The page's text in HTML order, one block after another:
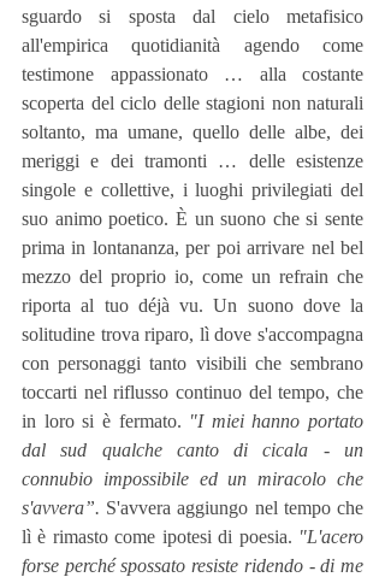
sguardo si sposta dal cielo metafisico
all'empirica quotidianità agendo come
testimone appassionato … alla costante
scoperta del ciclo delle stagioni non naturali
soltanto, ma umane, quello delle albe, dei
meriggi e dei tramonti … delle esistenze
singole e collettive, i luoghi privilegiati del
suo animo poetico. È un suono che si sente
prima in lontananza, per poi arrivare nel bel
mezzo del proprio io, come un refrain che
riporta al tuo déjà vu. Un suono dove la
solitudine trova riparo, lì dove s'accompagna
con personaggi tanto visibili che sembrano
toccarti nel riflusso continuo del tempo, che
in loro si è fermato. "I miei hanno portato
dal sud qualche canto di cicala - un
connubio impossibile ed un miracolo che
s'avvera”. S'avvera aggiungo nel tempo che
lì è rimasto come ipotesi di poesia. "L'acero
forse perché spossato resiste ridendo - di me